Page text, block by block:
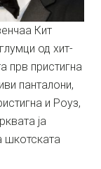
Кит
од хит-
прв пристигна
панталони,
и Роуз,
ја
шкотската